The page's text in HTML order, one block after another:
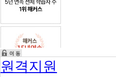
원격지원